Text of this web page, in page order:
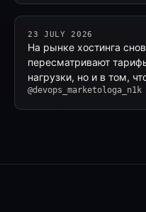
23 JULY 2026
На рынке хостинга
пересматривают
нагрузки, но и в том,
@devops_marketologa_n1k